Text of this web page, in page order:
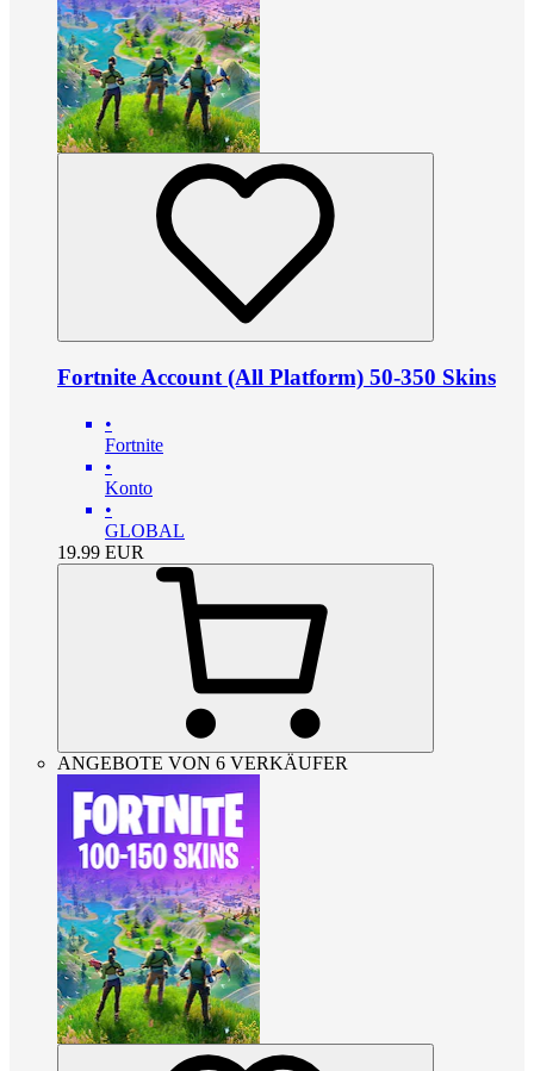
Fortnite Account (All Platform) 50-350 Skins
•
Fortnite
•
Konto
•
GLOBAL
19.99 EUR
ANGEBOTE VON 6 VERKÄUFER